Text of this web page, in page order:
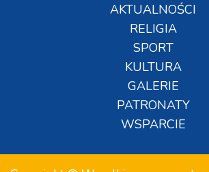
AKTUALNOŚCI
RELIGIA
SPORT
KULTURA
GALERIE
PATRONATY
WSPARCIE